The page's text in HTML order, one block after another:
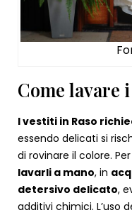
Come lavare
I vestiti in Raso
essendo delicati si
di rovinare il colore.
lavarli a mano, in
detersivo delicato,
additivi chimici. L’uso